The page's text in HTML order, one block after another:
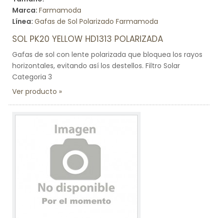
Marca: Farmamoda
Línea: Gafas de Sol Polarizado Farmamoda
SOL PK20 YELLOW HD1313 POLARIZADA
Gafas de sol con lente polarizada que bloquea los rayos
horizontales, evitando así los destellos. Filtro Solar
Categoria 3
Ver producto